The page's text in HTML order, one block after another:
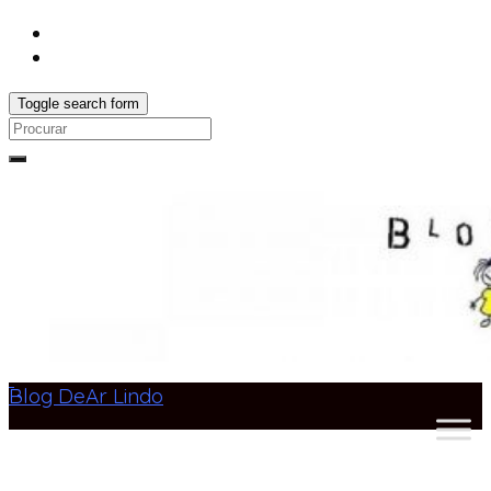
Toggle search form
Search
Blog DeAr Lindo